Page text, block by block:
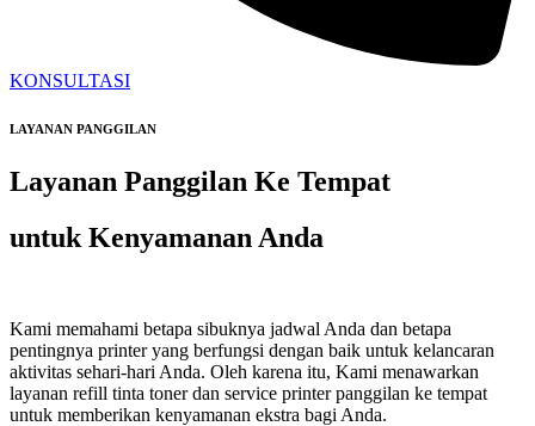
KONSULTASI
LAYANAN PANGGILAN
Layanan Panggilan Ke Tempat
untuk Kenyamanan Anda
Kami memahami betapa sibuknya jadwal Anda dan betapa
pentingnya printer yang berfungsi dengan baik untuk kelancaran
aktivitas sehari-hari Anda. Oleh karena itu, Kami menawarkan
layanan refill tinta toner dan service printer panggilan ke tempat
untuk memberikan kenyamanan ekstra bagi Anda.